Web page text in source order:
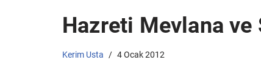
Hazreti Mevlana ve
Kerim Usta 4 Ocak 2012